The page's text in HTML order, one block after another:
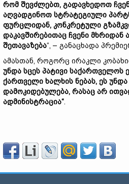
რომ შევძლებთ, გადავხედოთ
აღვადგინოთ სტრატეგიული
ფურცლიდან, კონკრეტული
დაკავშირებითაც ჩვენი მხრიდან
შეთავაზება“, – განაცხადა
ამასთან, როგორც ირაკლი
უნდა სცეს პატივი საქართველოს
ქართველი ხალხის ნებას, ეს უნდა
დამოკიდებულება, რასაც არ
ადმინისტრაცია“.